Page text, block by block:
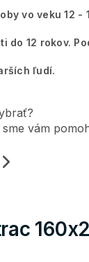
vo veku 12 -
do 12 rokov.
ľudí.
vám